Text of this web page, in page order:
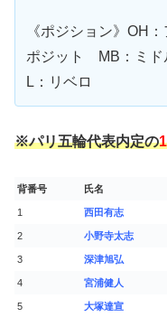
《ポジション》OH
ポジット MB：ミ
L：リベロ
※パリ五輪代表内定の
背番号 氏名
1 西田有志
2 小野寺太志
3 深津旭弘
4 宮浦健人
5 大塚達宣